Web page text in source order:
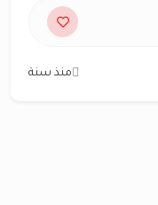
منذ سنة